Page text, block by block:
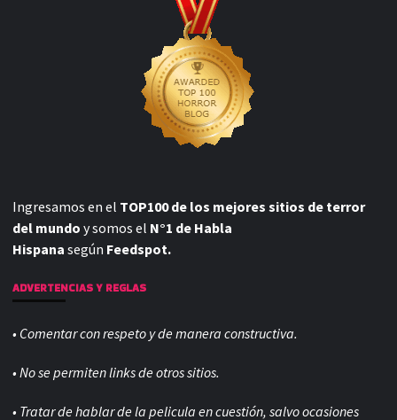
Ingresamos en el TOP100 de los mejores sitios de terror
del mundo y somos el N°1 de Habla
Hispana según Feedspot.
ADVERTENCIAS Y REGLAS
• Comentar con respeto y de manera constructiva.
• No se permiten links de otros sitios.
• Tratar de hablar de la pelicula en cuestión, salvo ocasiones